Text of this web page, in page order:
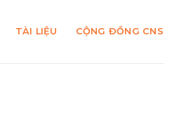
TÀI LIỆU CỘNG ĐỒNG CNS